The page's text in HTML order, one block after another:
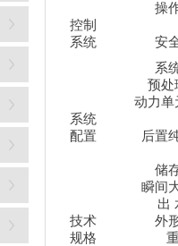
控制
系统
操
安
系
系统
配置
预处
动力单
后置
储
技术
规格
瞬间
出
外